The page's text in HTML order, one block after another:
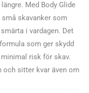
Med Body Glide
skavanker som
i vardagen. Det
som ger skydd
risk för skav.
och sitter kvar även om